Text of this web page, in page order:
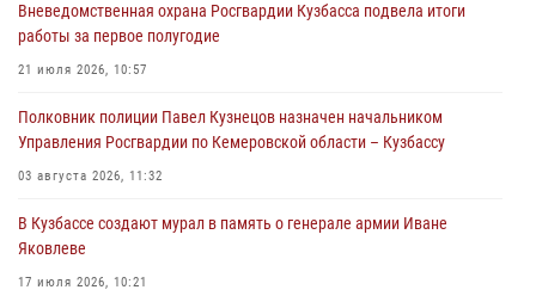
Росгвардейцы задержали мужчину, повредившего имущество
горожанки
06 августа 2026, 08:17
Росгвардейцы пресекли противоправные действия и защитили
новокузнечанку от агрессивного знакомого
06 августа 2026, 07:16
Вневедомственная охрана Росгвардии Кузбасса подвела итоги
работы за первое полугодие
21 июля 2026, 10:57
Полковник полиции Павел Кузнецов назначен начальником
Управления Росгвардии по Кемеровской области – Кузбассу
03 августа 2026, 11:32
В Кузбассе создают мурал в память о генерале армии Иване
Яковлеве
17 июля 2026, 10:21